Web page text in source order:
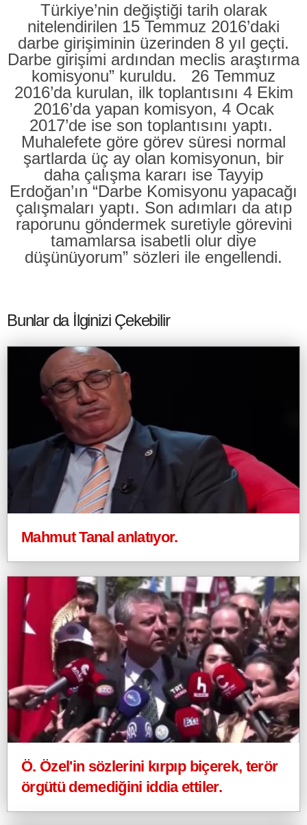
Türkiye’nin değiştiği tarih olarak
nitelendirilen 15 Temmuz 2016’daki
darbe girişiminin üzerinden 8 yıl geçti.
Darbe girişimi ardından meclis araştırma
komisyonu” kuruldu. 26 Temmuz
2016’da kurulan, ilk toplantısını 4 Ekim
2016’da yapan komisyon, 4 Ocak
2017’de ise son toplantısını yaptı.
Muhalefete göre görev süresi normal
şartlarda üç ay olan komisyonun, bir
daha çalışma kararı ise Tayyip
Erdoğan’ın “Darbe Komisyonu yapacağı
çalışmaları yaptı. Son adımları da atıp
raporunu göndermek suretiyle görevini
tamamlarsa isabetli olur diye
düşünüyorum” sözleri ile engellendi.
Bunlar da İlginizi Çekebilir
Mahmut Tanal anlatıyor.
Ö. Özel'in sözlerini kırpıp biçerek, terör
örgütü demediğini iddia ettiler.